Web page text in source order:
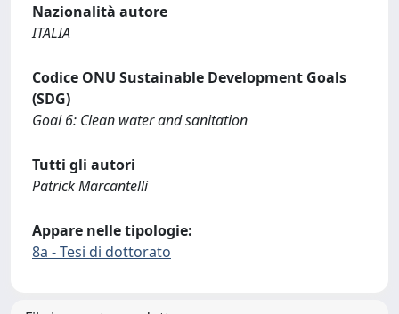
Nazionalità autore
ITALIA
Codice ONU Sustainable Development Goals
(SDG)
Goal 6: Clean water and sanitation
Tutti gli autori
Patrick Marcantelli
Appare nelle tipologie:
8a - Tesi di dottorato